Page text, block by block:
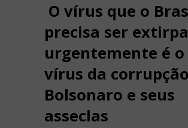
O vírus que o
precisa ser extirpa
urgentemente é o
vírus da
Bolsonaro e seus
asseclas